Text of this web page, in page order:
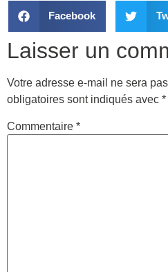
Facebook
Laisser un
Votre adresse e-mail ne sera
obligatoires sont indiqués avec *
Commentaire *